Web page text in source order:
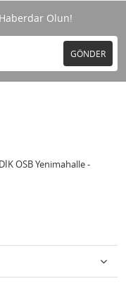
Olun!
GÖNDER
OSB Yenimahalle -